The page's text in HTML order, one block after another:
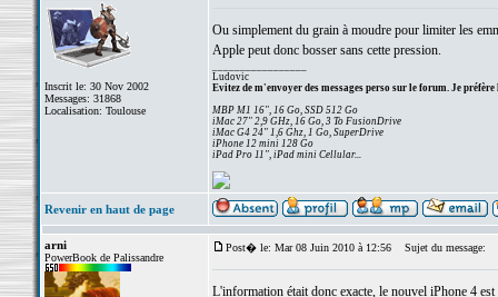
Inscrit le: 30 Nov 2002
Messages: 31868
Localisation: Toulouse
Ou simplement du grain à moudre pour limiter les
Apple peut donc bosser sans cette pression.
Ludovic
Evitez de m'envoyer des messages perso sur le forum. Je préfère
MBP M1 16", 16 Go, SSD 512 Go
iMac 27" 2,9 GHz, 16 Go, 3 To FusionDrive
iMac G4 24" 1,6 Ghz, 1 Go, SuperDrive
iPhone 12 mini 128 Go
iPad Pro 11", iPad mini Cellular...
Revenir en haut de page
arni
PowerBook de Palissandre
Post� le: Mar 08 Juin 2010 à 12:56 Sujet du message:
L'information était donc exacte, le nouvel iPhone 4